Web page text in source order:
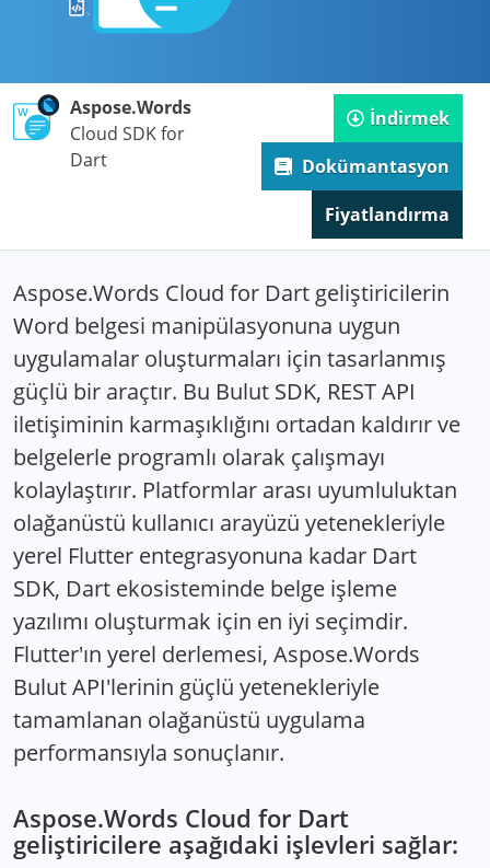
Aspose.Words
Cloud SDK for
Dart
İndirmek
Dokümantasyon
Fiyatlandırma
Aspose.Words Cloud for Dart geliştiricilerin
Word belgesi manipülasyonuna uygun
uygulamalar oluşturmaları için tasarlanmış
güçlü bir araçtır. Bu Bulut SDK, REST API
iletişiminin karmaşıklığını ortadan kaldırır ve
belgelerle programlı olarak çalışmayı
kolaylaştırır. Platformlar arası uyumluluktan
olağanüstü kullanıcı arayüzü yetenekleriyle
yerel Flutter entegrasyonuna kadar Dart
SDK, Dart ekosisteminde belge işleme
yazılımı oluşturmak için en iyi seçimdir.
Flutter'ın yerel derlemesi, Aspose.Words
Bulut API'lerinin güçlü yetenekleriyle
tamamlanan olağanüstü uygulama
performansıyla sonuçlanır.
Aspose.Words Cloud for Dart
geliştiricilere aşağıdaki işlevleri sağlar: